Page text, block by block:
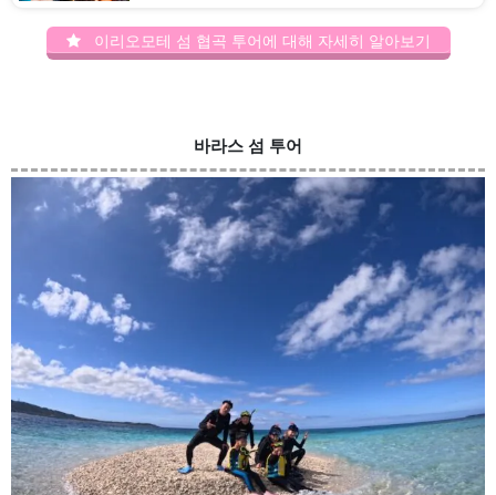
이리오모테 섬 협곡 투어에 대해 자세히 알아보기
바라스 섬 투어